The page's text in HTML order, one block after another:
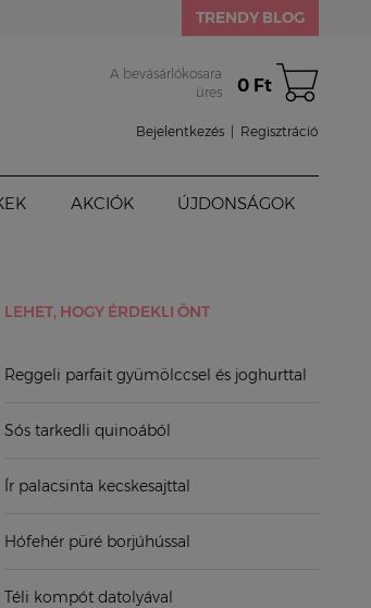
TRENDY BLOG
A bevásárlókosara
üres
0 Ft
Bejelentkezés Regisztráció
AKCIÓK ÚJDONSÁGOK
LEHET, HOGY ÉRDEKLI ÖNT
Reggeli parfait gyümölccsel és joghurttal
Sós tarkedli quinoából
Ír palacsinta kecskesajttal
Hófehér püré borjúhússal
Téli kompót datolyával